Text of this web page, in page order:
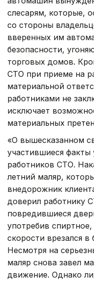
слесарям, которые,
со стороны
вверенных им
безопасности,
торговых домов.
СТО при приеме на
материальной
работниками не
исключает
материальных
«О вышесказанном
участившиеся факты
работников СТО.
летний маляр,
внедорожник
доверил работнику
повредившиеся
употребив
скорости врезался
Несмотря на
маляр снова завел
движение. Однако